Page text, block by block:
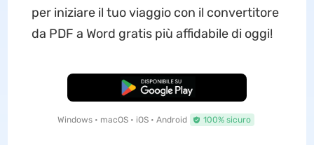
per iniziare il tuo viaggio con il convertitore
da PDF a Word gratis più affidabile di oggi!
Download Gratis
Windows • macOS • iOS • Android 100% sicuro